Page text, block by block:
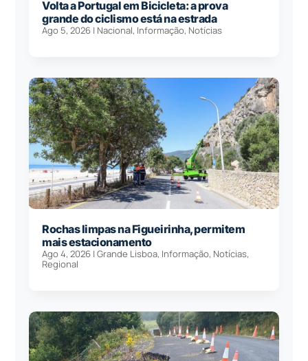
Volta a Portugal em Bicicleta: a prova
grande do ciclismo está na estrada
Ago 5, 2026 | Nacional, Informação, Notícias
Rochas limpas na Figueirinha, permitem
mais estacionamento
Ago 4, 2026 |Grande Lisboa, Informação, Notícias,
Regional